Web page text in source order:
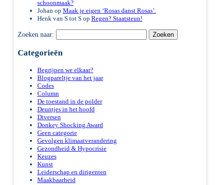
schoonmaak?
Johan op Maak je eigen ‘Rosas danst Rosas’.
Henk van S tot Sop Regen? Staatsteun!
Zoeken naar:
Categorieën
Begrijpen we elkaar?
Blogpareltje van het jaar
Codes
Column
De toestand in de polder
Deuntjes in het hoofd
Diversen
Donkey Shocking Award
Geen categorie
Gevolgen klimaatverandering
Gezondheid & Hypocrisie
Keuzes
Kunst
Leiderschap en dirigenten
Maakbaarheid